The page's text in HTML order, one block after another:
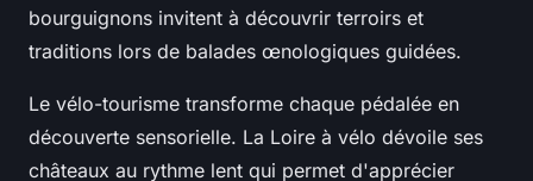
bourguignons invitent à découvrir terroirs et
traditions lors de balades œnologiques guidées.
Le vélo-tourisme transforme chaque pédalée en
découverte sensorielle. La Loire à vélo dévoile ses
châteaux au rythme lent qui permet d'apprécier